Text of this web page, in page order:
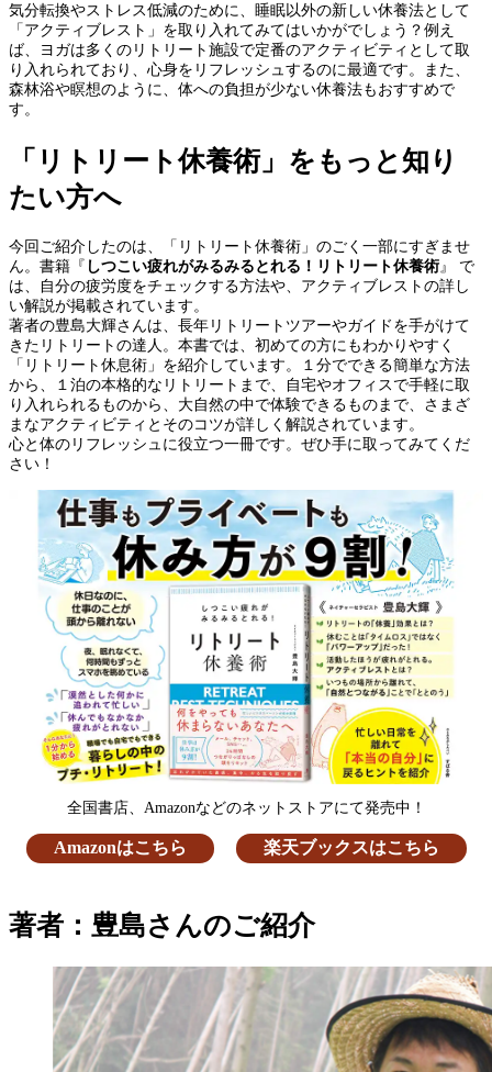
気分転換やストレス低減のために、睡眠以外の新しい休養法として
「アクティブレスト」を取り入れてみてはいかがでしょう？例え
ば、ヨガは多くのリトリート施設で定番のアクティビティとして取
り入れられており、心身をリフレッシュするのに最適です。また、
森林浴や瞑想のように、体への負担が少ない休養法もおすすめで
す。
「リトリート休養術」をもっと知り
たい方へ
今回ご紹介したのは、「リトリート休養術」のごく一部にすぎませ
ん。書籍『 しつこい疲れがみるみるとれる！リトリート休養術』 で
は、自分の疲労度をチェックする方法や、アクティブレストの詳し
い解説が掲載されています。
著者の豊島大輝さんは、長年リトリートツアーやガイドを手がけて
きたリトリートの達人。本書では、初めての方にもわかりやすく
「リトリート休息術」を紹介しています。１分でできる簡単な方法
から、１泊の本格的なリトリートまで、自宅やオフィスで手軽に取
り入れられるものから、大自然の中で体験できるものまで、さまざ
まなアクティビティとそのコツが詳しく解説されています。
心と体のリフレッシュに役立つ一冊です。ぜひ手に取ってみてくだ
さい！
全国書店、Amazonなどのネットストアにて発売中！
Amazonはこちら 楽天ブックスはこちら
著者：豊島さんのご紹介